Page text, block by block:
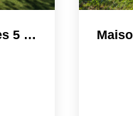
Maison Chateauneuf Les Martigues 5 Pièce(s) 170 M2 +...